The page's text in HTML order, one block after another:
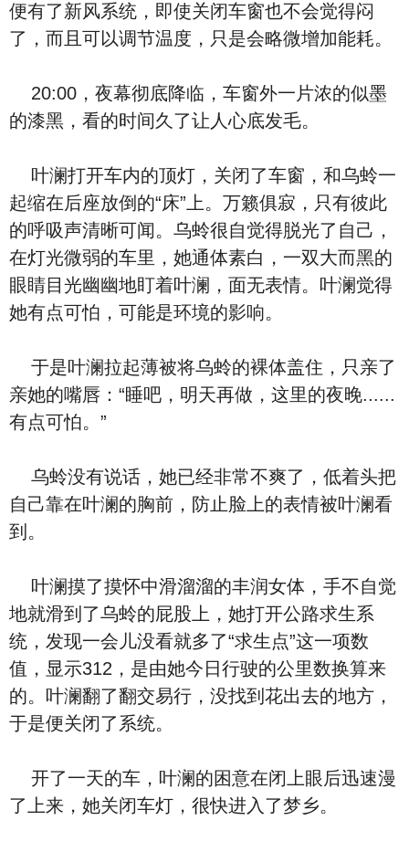
便有了新风系统，即使关闭车窗也不会觉得闷
了，而且可以调节温度，只是会略微增加能耗。
20:00，夜幕彻底降临，车窗外一片浓的似墨
的漆黑，看的时间久了让人心底发毛。
叶澜打开车内的顶灯，关闭了车窗，和乌蛉一
起缩在后座放倒的“床”上。万籁俱寂，只有彼此
的呼吸声清晰可闻。乌蛉很自觉得脱光了自己，
在灯光微弱的车里，她通体素白，一双大而黑的
眼睛目光幽幽地盯着叶澜，面无表情。叶澜觉得
她有点可怕，可能是环境的影响。
于是叶澜拉起薄被将乌蛉的裸体盖住，只亲了
亲她的嘴唇：“睡吧，明天再做，这里的夜晚......
有点可怕。”
乌蛉没有说话，她已经非常不爽了，低着头把
自己靠在叶澜的胸前，防止脸上的表情被叶澜看
到。
叶澜摸了摸怀中滑溜溜的丰润女体，手不自觉
地就滑到了乌蛉的屁股上，她打开公路求生系
统，发现一会儿没看就多了“求生点”这一项数
值，显示312，是由她今日行驶的公里数换算来
的。叶澜翻了翻交易行，没找到花出去的地方，
于是便关闭了系统。
开了一天的车，叶澜的困意在闭上眼后迅速漫
了上来，她关闭车灯，很快进入了梦乡。